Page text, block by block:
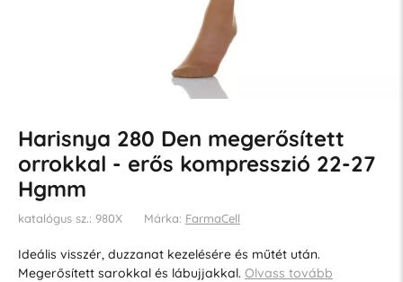
Harisnya 280 Den megerősített
orrokkal - erős kompresszió 22-27
Hgmm
katalógus sz.: 980X Márka: FarmaCell
Ideális visszér, duzzanat kezelésére és műtét után.
Megerősített sarokkal és lábujjakkal. Olvass tovább